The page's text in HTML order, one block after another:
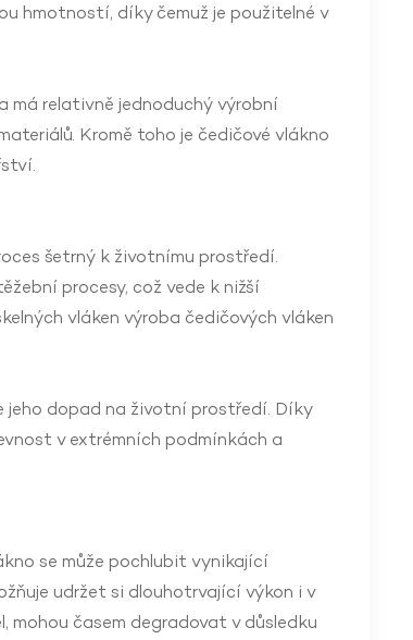
hmotností, díky čemuž je použitelné v
má relativně jednoduchý výrobní
Kromě toho je čedičové vlákno
šetrný k životnímu prostředí.
procesy, což vede k nižší
vláken výroba čedičových vláken
jeho dopad na životní prostředí. Díky
v extrémních podmínkách a
se může pochlubit vynikající
udržet si dlouhotrvající výkon i v
časem degradovat v důsledku